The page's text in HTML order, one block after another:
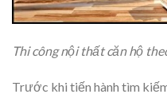
Thi công nội thất căn hộ
Trước khi tiến hành tìm